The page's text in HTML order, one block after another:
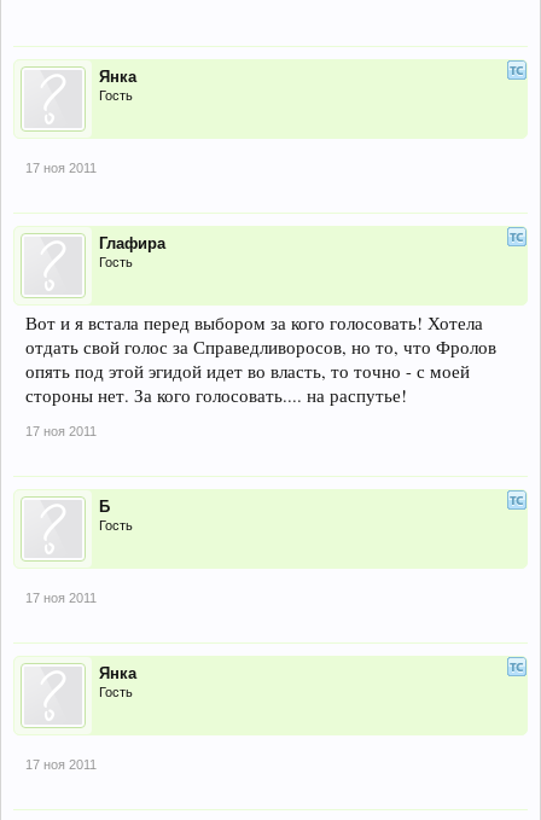
Янка
Гость
17 ноя 2011
Глафира
Гость
Вот и я встала перед выбором за кого голосовать! Хотела
отдать свой голос за Справедливоросов, но то, что Фролов
опять под этой эгидой идет во власть, то точно - с моей
стороны нет. За кого голосовать.... на распутье!
17 ноя 2011
Б
Гость
17 ноя 2011
Янка
Гость
17 ноя 2011